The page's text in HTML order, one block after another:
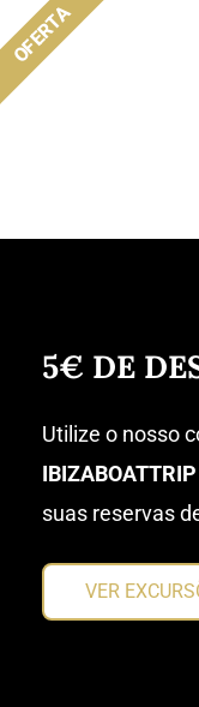
5€ DE
Utilize o nosso
IBIZABOATTRIP
suas reservas
VER
OFERTA